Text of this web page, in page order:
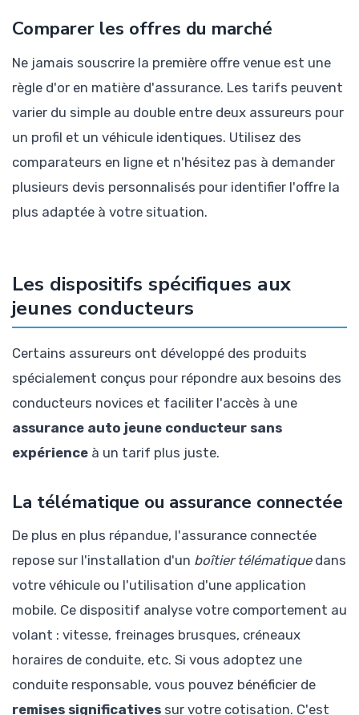
Comparer les offres du marché
Ne jamais souscrire la première offre venue est une
règle d'or en matière d'assurance. Les tarifs peuvent
varier du simple au double entre deux assureurs pour
un profil et un véhicule identiques. Utilisez des
comparateurs en ligne et n'hésitez pas à demander
plusieurs devis personnalisés pour identifier l'offre la
plus adaptée à votre situation.
Les dispositifs spécifiques aux
jeunes conducteurs
Certains assureurs ont développé des produits
spécialement conçus pour répondre aux besoins des
conducteurs novices et faciliter l'accès à une
assurance auto jeune conducteur sans
expérience à un tarif plus juste.
La télématique ou assurance connectée
De plus en plus répandue, l'assurance connectée
repose sur l'installation d'un boîtier télématiquedans
votre véhicule ou l'utilisation d'une application
mobile. Ce dispositif analyse votre comportement au
volant : vitesse, freinages brusques, créneaux
horaires de conduite, etc. Si vous adoptez une
conduite responsable, vous pouvez bénéficier de
remises significatives sur votre cotisation. C'est